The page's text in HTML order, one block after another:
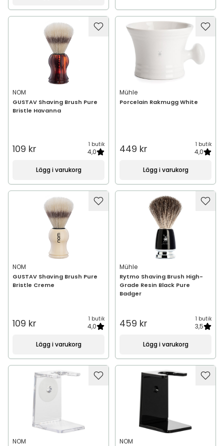
NOM
GUSTAV Shaving Brush Pure
Bristle Havanna
109 kr 1 butik
4,0
Lägg i varukorg
Mühle
Porcelain Rakmugg White
449 kr 1 butik
4,0
Lägg i varukorg
NOM
GUSTAV Shaving Brush Pure
Bristle Creme
109 kr 1 butik
4,0
Lägg i varukorg
Mühle
Rytmo Shaving Brush High-
Grade Resin Black Pure
Badger
459 kr 1 butik
3,5
Lägg i varukorg
NOM NOM